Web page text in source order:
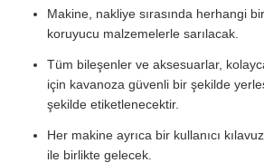
Makine, nakliye sırasında herhangi
koruyucu malzemelerle sarılacak.
Tüm bileşenler ve aksesuarlar,
için kavanoza güvenli bir şekilde
şekilde etiketlenecektir.
Her makine ayrıca bir kullanıcı
ile birlikte gelecek.